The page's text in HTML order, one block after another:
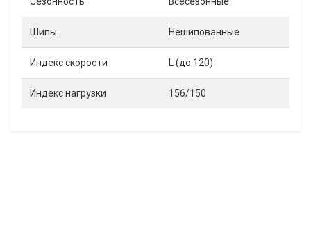
Шипы Нешипованные
Индекс скорости L (до 120)
Индекс нагрузки 156/150